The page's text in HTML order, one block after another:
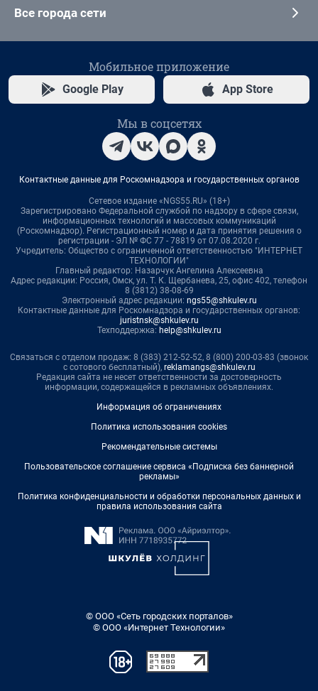
Все города сети
Мобильное приложение
Google Play App Store
Мы в соцсетях
Контактные данные для Роскомнадзора и государственных органов
Сетевое издание «NGS55.RU» (18+)
Зарегистрировано Федеральной службой по надзору в сфере связи,
информационных технологий и массовых коммуникаций
(Роскомнадзор). Регистрационный номер и дата принятия решения о
регистрации - ЭЛ № ФС 77 - 78819 от 07.08.2020 г.
Учредитель: Общество с ограниченной ответственностью "ИНТЕРНЕТ
ТЕХНОЛОГИИ"
Главный редактор: Назарчук Ангелина Алексеевна
Адрес редакции: Россия, Омск, ул. Т. К. Щербанева, 25, офис 402, телефон
8 (3812) 38-08-69
Электронный адрес редакции: ngs55@shkulev.ru
Контактные данные для Роскомнадзора и государственных органов:
juristnsk@shkulev.ru
Техподдержка: help@shkulev.ru
Связаться с отделом продаж: 8 (383) 212-52-52, 8 (800) 200-03-83 (звонок
с сотового бесплатный), reklamangs@shkulev.ru
Редакция сайта не несет ответственности за достоверность
информации, содержащейся в рекламных объявлениях.
Информация об ограничениях
Политика использования cookies
Рекомендательные системы
Пользовательское соглашение сервиса «Подписка без баннерной
рекламы»
Политика конфиденциальности и обработки персональных данных и
правила использования сайта
© ООО «Сеть городских порталов»
© ООО «Интернет Технологии»